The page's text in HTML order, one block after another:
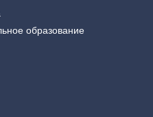
образование